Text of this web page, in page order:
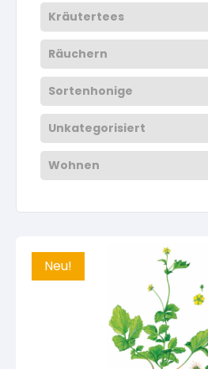
Kräutertees
Räuchern
Sortenhonige
Unkategorisiert
Wohnen
Aus der eigenen Nähstube
Neu!